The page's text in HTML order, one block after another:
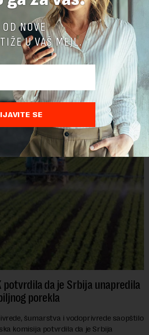
potvrdila da je Srbija unapredila
porekla
šumarstva i vodoprivrede saopštilo
komisija potvrdila da je Srbija
NOVE
U VAŠ MEJL.
SE